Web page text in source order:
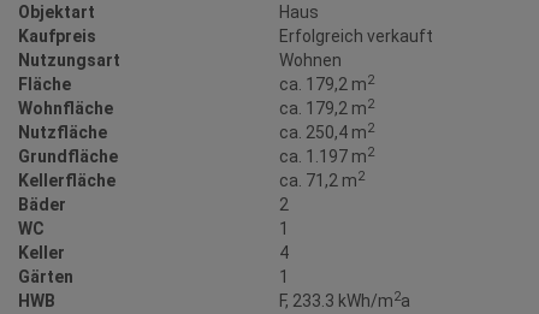
Objektart
Haus
Kaufpreis
Erfolgreich verkauft
Nutzungsart
Wohnen
Fläche
ca. 179,2 m2
Wohnfläche ca. 179,2 m2
Nutzfläche ca. 250,4 m2
Grundfläche ca. 1.197 m2
Kellerfläche ca. 71,2 m2
Bäder
2
WC
1
Keller
4
Gärten
1
HWB
F, 233.3 kWh/m2a